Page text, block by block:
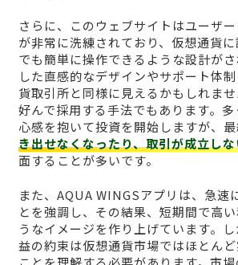
さらに、このウェブサイトはユーザ
が非常に洗練されており、仮想通貨
でも簡単に操作できるような設計が
した直感的なデザインやサポート体
貨取引所と同様に見えるかもしれま
好んで採用する手法でもあります。
心感を抱いて投資を開始しますが、
き出せなくなったり、取引が成立し
面することが多いです。
また、AQUA WINGSアプリは、急速
とを強調し、その結果、短期間で高
うなイメージを作り上げています。
益の約束は仮想通貨市場ではほとん